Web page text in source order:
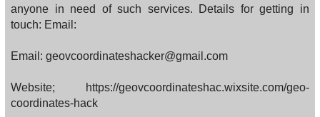
anyone in need of such services. Details for getting in
touch: Email:
Email: geovcoordinateshacker@gmail.com
Website; https://geovcoordinateshac.wixsite.com/geo-
coordinates-hack